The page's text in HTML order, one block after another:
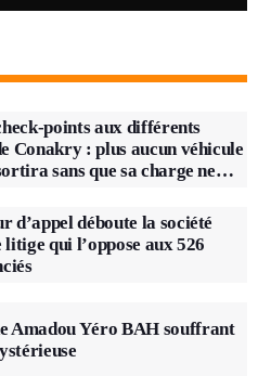
points aux différents
Conakry : plus aucun véhicule
sans que sa charge ne
d’appel déboute la société
qui l’oppose aux 526
Amadou Yéro BAH souffrant